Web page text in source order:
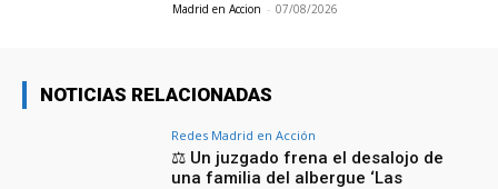
Madrid en Accion - 07/08/2026
NOTICIAS RELACIONADAS
Redes Madrid en Acción
⚖️ Un juzgado frena el desalojo de
una familia del albergue ‘Las